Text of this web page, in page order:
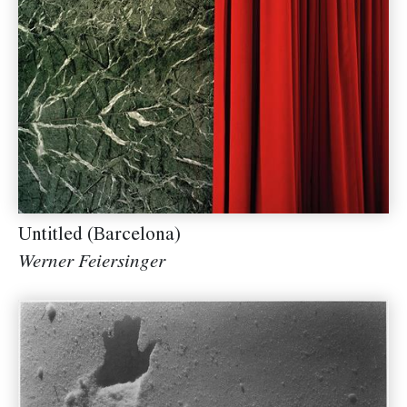
Untitled (Barcelona)
Werner Feiersinger